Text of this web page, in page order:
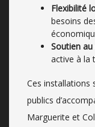
Flexibilité
besoins
Soutien
active à la
Ces installations
publics
Marguerite et